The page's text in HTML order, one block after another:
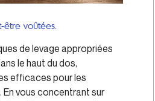
voûtées.
de levage appropriées
le haut du dos,
efficaces pour les
En vous concentrant sur